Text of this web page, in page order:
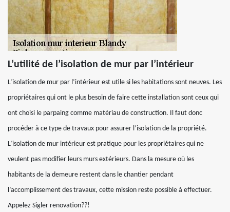
L’utilité de l’isolation de mur par l’intérieur
L’isolation de mur par l’intérieur est utile si les habitations sont neuves. Les
propriétaires qui ont le plus besoin de faire cette installation sont ceux qui
ont choisi le parpaing comme matériau de construction. Il faut donc
procéder à ce type de travaux pour assurer l’isolation de la propriété.
L’isolation de mur intérieur est pratique pour les propriétaires qui ne
veulent pas modifier leurs murs extérieurs. Dans la mesure où les
habitants de la demeure restent dans le chantier pendant
l’accomplissement des travaux, cette mission reste possible à effectuer.
Appelez Sigler renovation??!